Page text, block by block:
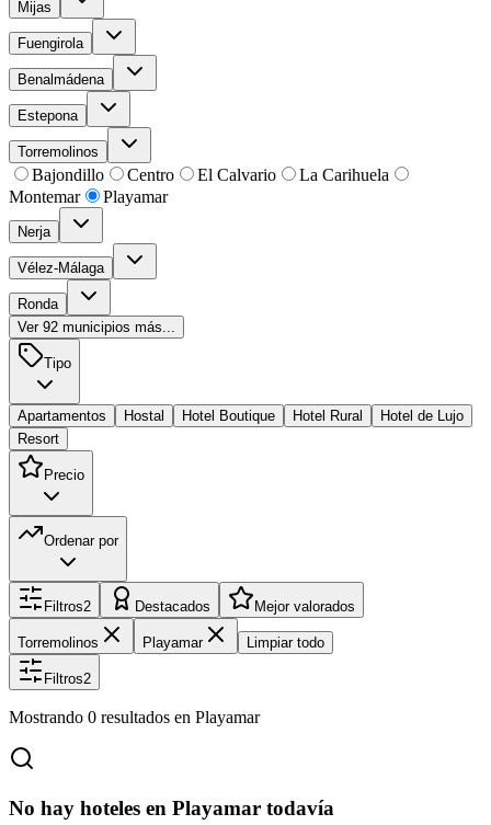
Mijas
Fuengirola
Benalmádena
Estepona
Torremolinos
Bajondillo Centro El Calvario
La Carihuela
Montemar
Playamar
Nerja
Vélez-Málaga
Ronda
Ver 92 municipios más...
Tipo
Apartamentos Hostal Hotel Boutique Hotel Rural
Hotel de Lujo
Resort
Precio
Ordenar por
Filtros2 Destacados Mejor valorados
Torremolinos Playamar Limpiar todo
Filtros2
Mostrando 0 resultados en Playamar
No hay hoteles en Playamar todavía